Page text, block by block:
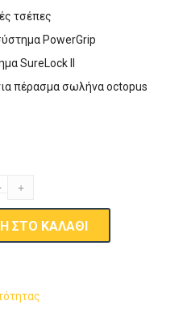
τσέπες
PowerGrip
SureLock II
για πέρασμα σωλήνα octopus
ΣΤΟ ΚΑΛΆΘΙ